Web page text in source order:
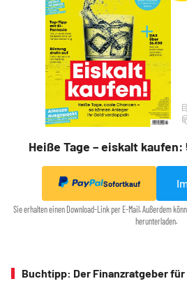
Heiße Tage – eiskalt
Sofortkauf
Sie erhalten einen Download-Link per E-Mail. Außerdem
herunterladen.
Buchtipp: Der Finanzratgeber